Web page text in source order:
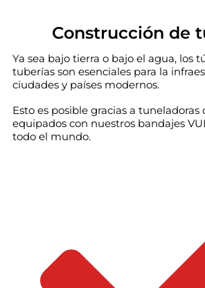
Construcción de
Ya sea bajo tierra o bajo el agua, los
tuberías son esenciales para la
ciudades y países modernos.
Esto es posible gracias a tuneladoras
equipados con nuestros bandajes
todo el mundo.